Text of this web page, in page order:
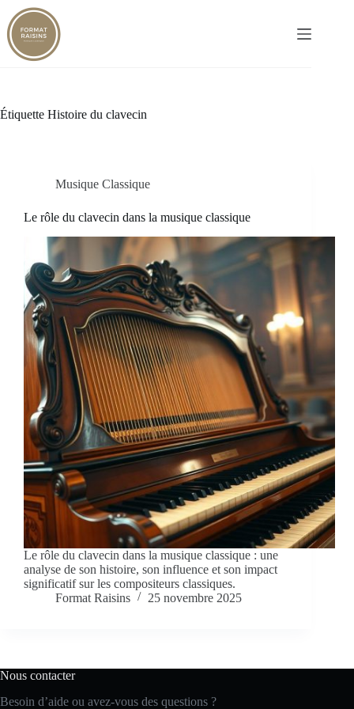
Passer
au
contenu
Étiquette Histoire du clavecin
Musique Classique
Le rôle du clavecin dans la musique classique
Le rôle du clavecin dans la musique classique : une
analyse de son histoire, son influence et son impact
significatif sur les compositeurs classiques.
Format Raisins
25 novembre 2025
Nous contacter
Besoin d’aide ou avez-vous des questions ?